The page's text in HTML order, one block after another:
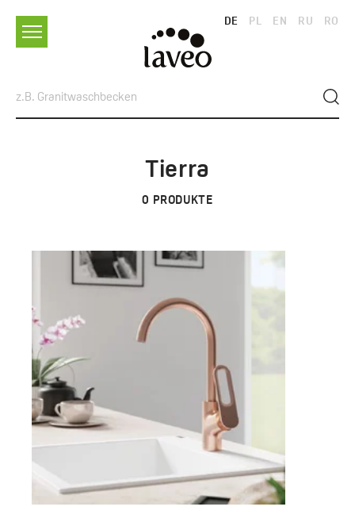
DE PL EN RU RO
Tierra
0 PRODUKTE